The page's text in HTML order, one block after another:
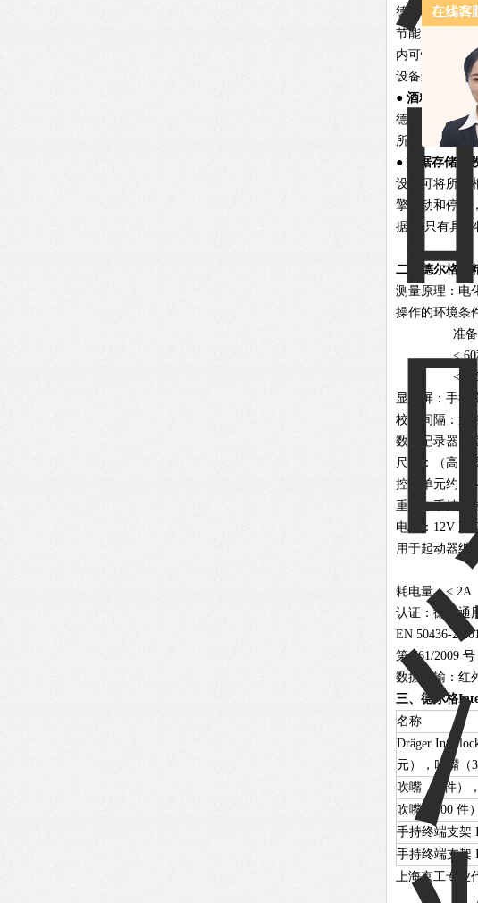
德尔格可燃气
节能。 这能够
内可快速进入
设备进行一次
● 酒精测量和
德尔格酒精连
所使用的呼气
● 数据存储和
设备可将所有
擎发动和停止
据。 只有具备
二、 德尔格酒
测量原理：电
操作的环境条
准备就绪
< 60秒（
< 115秒
显示屏：手持
校准间隔：通
数据记录器：
尺寸：（高 ×
控制单元约：
重量：手持终
电源：12V 至
用于起动器继
< 40A（
耗电量：< 2A
认证：德国通
EN 50436-
第 661/2009
数据传输：红
三、德尔格
名称
Dräger
元），吹嘴（
吹嘴（5 件）
吹嘴（300 件
手持终端支架 I
手持终端支架
上海京工专业